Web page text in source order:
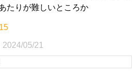
たりが難しいところか
2024/05/21